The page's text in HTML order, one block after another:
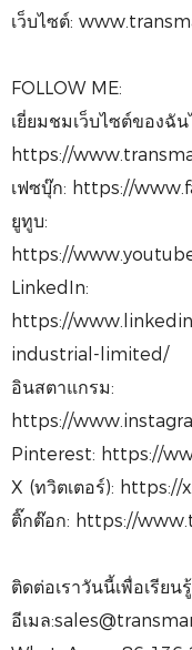
เว็บไซต์:
FOLLOW ME:
เยี่ยมชมเว็บไซต์ของฉัน
https://
เฟซบุ๊ก: https://
ยูทูบ:
https://
LinkedIn:
https://
industrial-limited/
อินสตาแกรม:
https://
Pinterest: https://
X (ทวิตเตอร์): https://
ติ๊กต๊อก: https://
ติดต่อเราวันนี้เพื่อเรียน
อีเมล